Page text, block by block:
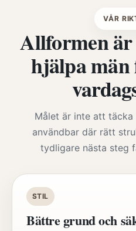
VÅR
Allformen
hjälpa
Målet är inte att
användbar där rätt
tydligare nästa steg
STIL
Bättre grund och